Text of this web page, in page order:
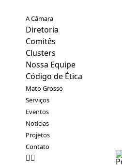
A Câmara
Diretoria
Comitês
Clusters
Nossa Equipe
Código de Ética
Mato Grosso
Serviços
Eventos
Notícias
Projetos
Contato